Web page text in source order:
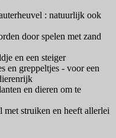
: natuurlijk ook
door spelen met zand
en een steiger
en greppeltjes - voor een
en dieren om te
met struiken en heeft allerlei